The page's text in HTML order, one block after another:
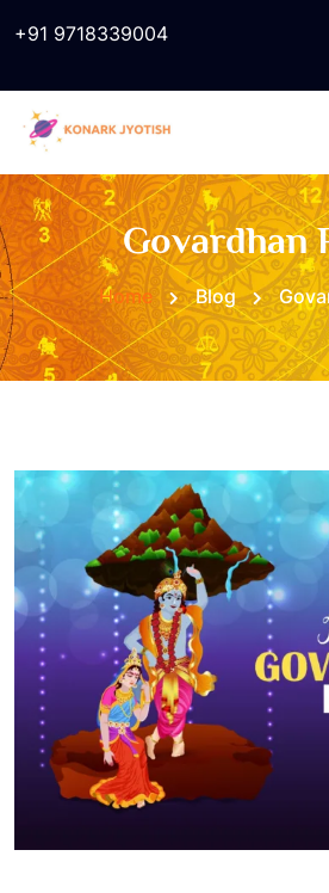
+91 9718339004
Govardhan
Home Blog